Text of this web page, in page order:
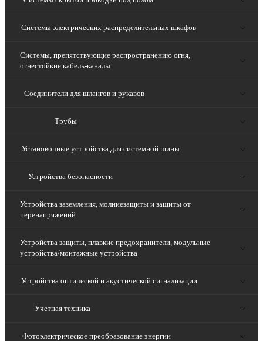
Системы электрических распределительных шкафов
Системы, препятствующие распространению огня,
огнестойкие кабель-каналы
Соединители для шлангов и рукавов
Трубы
Установочные устройства для системной шины
Устройства безопасности
Устройства заземления, молниезащиты и защиты от
перенапряжений
Устройства защиты, плавкие предохранители, модульные
устройства/монтажные устройства
Устройства оптической и акустической сигнализации
Учетная техника
Фотоэлектрическое преобразование энергии